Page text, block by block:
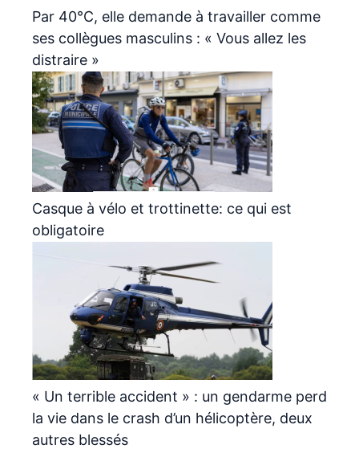
Par 40°C, elle demande à travailler comme
ses collègues masculins : « Vous allez les
distraire »
Casque à vélo et trottinette: ce qui est
obligatoire
« Un terrible accident » : un gendarme perd
la vie dans le crash d’un hélicoptère, deux
autres blessés